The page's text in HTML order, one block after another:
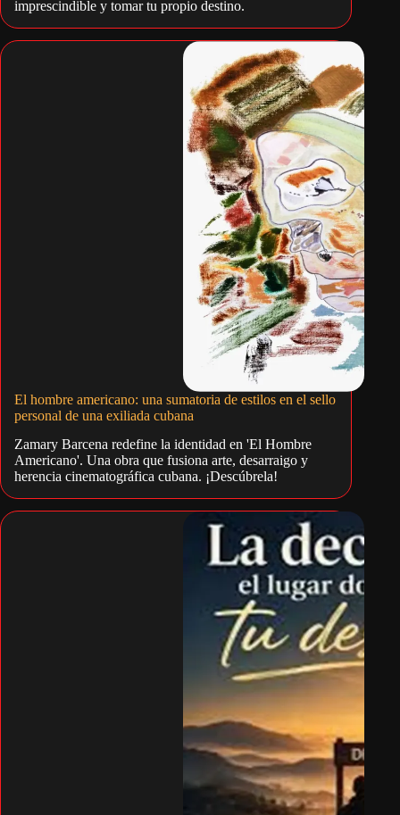
imprescindible y tomar tu propio destino.
El hombre americano: una sumatoria de estilos en el sello
personal de una exiliada cubana
Zamary Barcena redefine la identidad en 'El Hombre
Americano'. Una obra que fusiona arte, desarraigo y
herencia cinematográfica cubana. ¡Descúbrela!